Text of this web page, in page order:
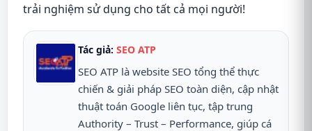
trải nghiệm sử dụng cho tất cả mọi người!
Tác giả: SEO ATP
SEO ATP là website SEO tổng thể thực
chiến & giải pháp SEO toàn diện, cập nhật
thuật toán Google liên tục, tập trung
Authority – Trust – Performance, giúp cá